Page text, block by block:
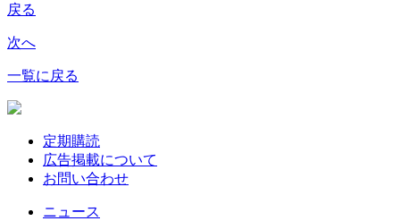
戻る
次へ
一覧に戻る
定期購読
広告掲載について
お問い合わせ
ニュース